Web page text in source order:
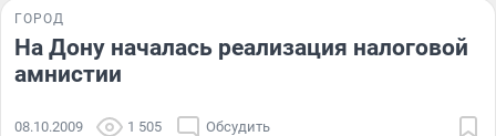
ГОРОД
На Дону началась реализация налоговой
амнистии
08.10.2009 1 505 Обсудить